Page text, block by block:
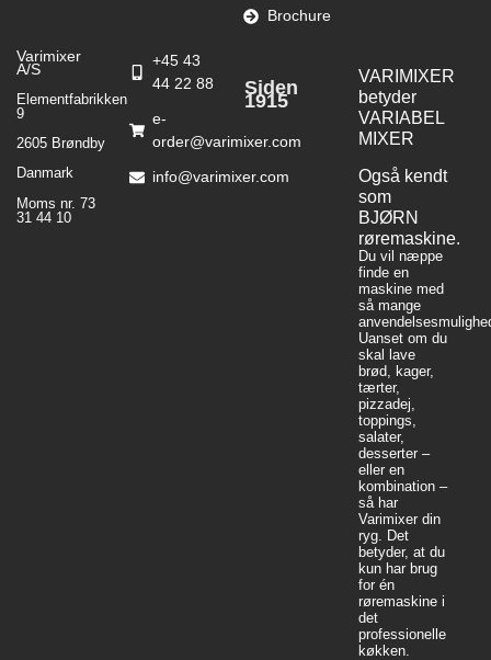
Brochure
Varimixer
A/S
Elementfabrikken
9
2605 Brøndby
Danmark
Moms nr. 73
31 44 10
+45 43
44 22 88
e-
order@varimixer.com
info@varimixer.com
Siden
1915
VARIMIXER
betyder
VARIABEL
MIXER
Også kendt
som
BJØRN
røremaskine.
Du vil næppe
finde en
maskine med
så mange
Uanset om du
skal lave
brød, kager,
tærter,
pizzadej,
toppings,
salater,
desserter –
eller en
kombination –
så har
Varimixer din
ryg. Det
betyder, at du
kun har brug
for én
røremaskine i
det
professionelle
køkken.